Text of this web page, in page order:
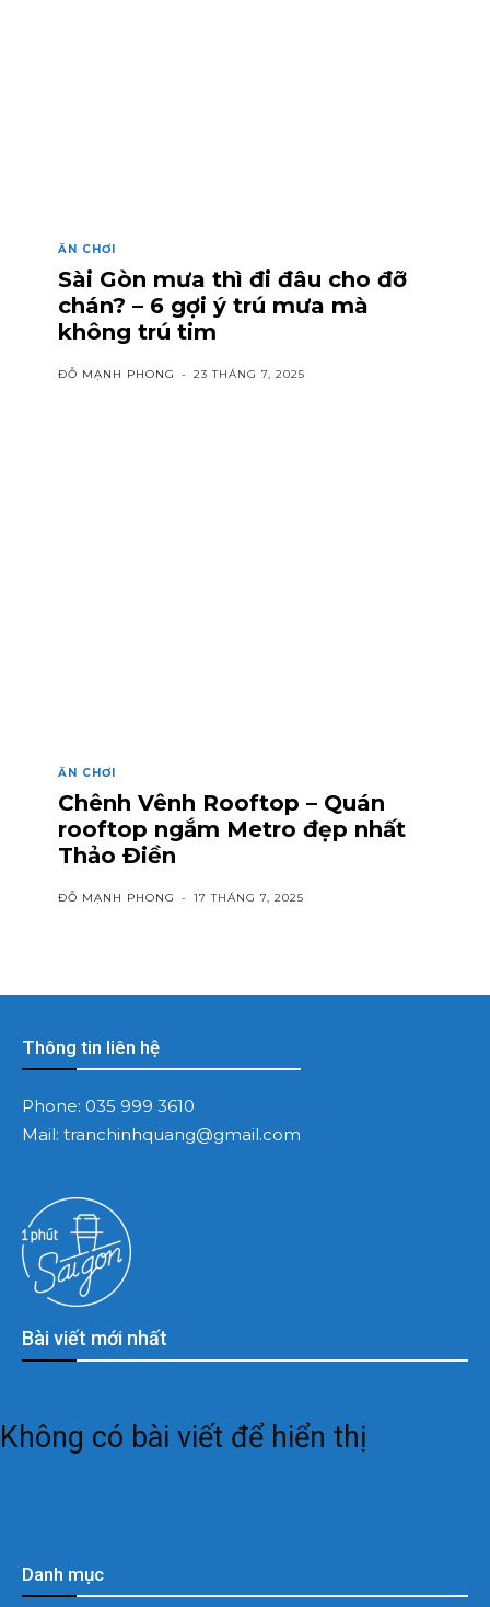
ĂN CHƠI
Sài Gòn mưa thì đi đâu cho đỡ
chán? – 6 gợi ý trú mưa mà
không trú tim
ĐỖ MẠNH PHONG - 23 THÁNG 7, 2025
ĂN CHƠI
Chênh Vênh Rooftop – Quán
rooftop ngắm Metro đẹp nhất
Thảo Điền
ĐỖ MẠNH PHONG - 17 THÁNG 7, 2025
Bài viết mới nhất
Không có bài viết để hiển thị
Danh mục
Thông tin liên hệ
Phone: 035 999 3610
Mail: tranchinhquang@gmail.com